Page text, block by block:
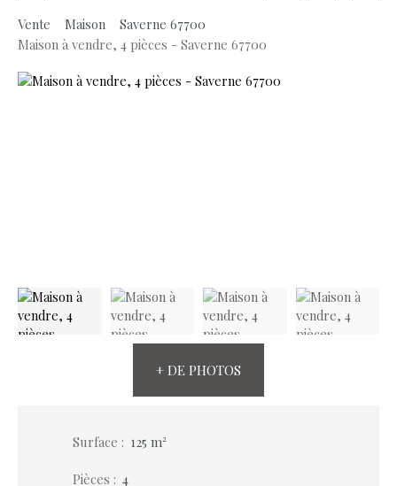
Vente Maison
Saverne 67700
Maison à vendre, 4 pièces - Saverne 67700
+ DE PHOTOS
Surface : 125 m²
Pièces : 4